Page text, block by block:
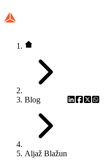
Blog
Aljaž Blažun